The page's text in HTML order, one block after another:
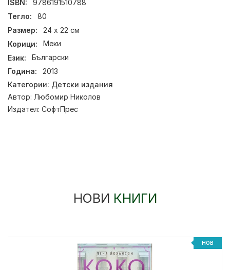
ISBN:
9786191510788
Тегло:
80
Размер:
24 х 22 см
Корици:
Меки
Език:
Български
Година:
2013
Категории: Детски издания
Автор: Любомир Николов
Издател: СофтПрес
НОВИ КНИГИ
НОВ